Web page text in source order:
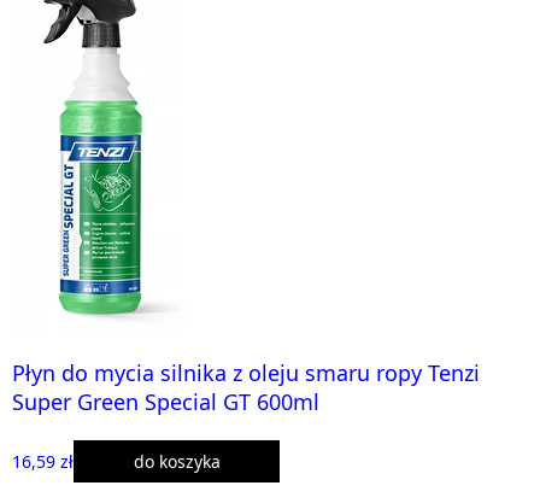
Płyn do mycia silnika z oleju smaru ropy Tenzi
Super Green Special GT 600ml
16,59 zł do koszyka